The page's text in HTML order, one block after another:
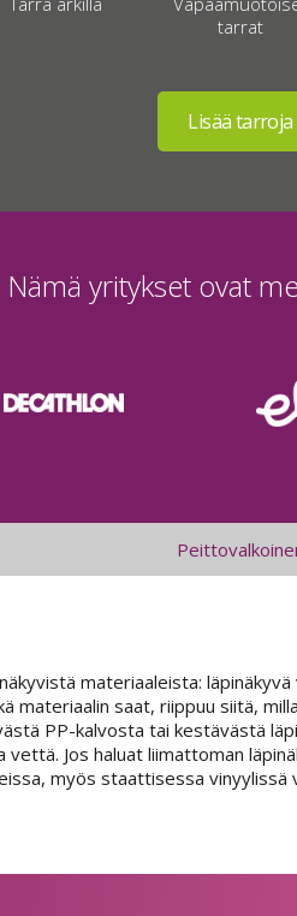
tarrat
Nämä yritykset ovat
materiaaleista:
materiaalin saat, riippuu siitä,
PP-kalvosta tai kestävästä
Jos haluat liimattoman
myös staattisessa